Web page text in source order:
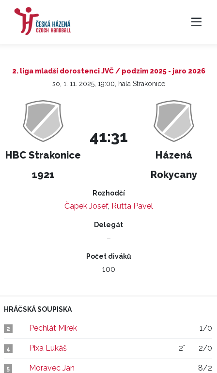
2. liga mladší dorostenci JVČ / podzim 2025 - jaro 2026
so, 1. 11. 2025, 19:00, hala Strakonice
HBC Strakonice
1921
41:31
Házená
Rokycany
Rozhodčí
Čapek Josef, Rutta Pavel
Delegát
–
Počet diváků
100
HRÁČSKÁ SOUPISKA
2 Pechlát Mirek 1/0
4 Pixa Lukáš 2" 2/0
5 Moravec Jan 8/2